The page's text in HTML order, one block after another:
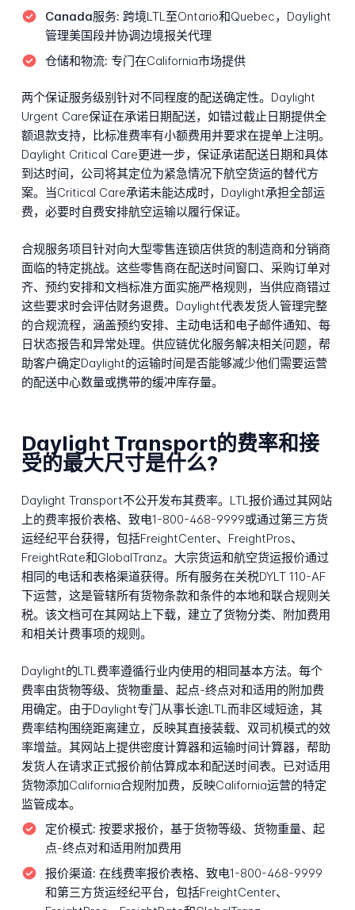
Canada服务: 跨境LTL至Ontario和Quebec，Daylight
管理美国段并协调边境报关代理
仓储和物流: 专门在California市场提供
两个保证服务级别针对不同程度的配送确定性。Daylight
Urgent Care保证在承诺日期配送，如错过截止日期提供全
额退款支持，比标准费率有小额费用并要求在提单上注明。
Daylight Critical Care更进一步，保证承诺配送日期和具体
到达时间，公司将其定位为紧急情况下航空货运的替代方
案。当Critical Care承诺未能达成时，Daylight承担全部运
费，必要时自费安排航空运输以履行保证。
合规服务项目针对向大型零售连锁店供货的制造商和分销商
面临的特定挑战。这些零售商在配送时间窗口、采购订单对
齐、预约安排和文档标准方面实施严格规则，当供应商错过
这些要求时会评估财务退费。Daylight代表发货人管理完整
的合规流程，涵盖预约安排、主动电话和电子邮件通知、每
日状态报告和异常处理。供应链优化服务解决相关问题，帮
助客户确定Daylight的运输时间是否能够减少他们需要运营
的配送中心数量或携带的缓冲库存量。
Daylight Transport的费率和接
受的最大尺寸是什么?
Daylight Transport不公开发布其费率。LTL报价通过其网站
上的费率报价表格、致电1-800-468-9999或通过第三方货
运经纪平台获得，包括FreightCenter、FreightPros、
FreightRate和GlobalTranz。大宗货运和航空货运报价通过
相同的电话和表格渠道获得。所有服务在关税DYLT 110-AF
下运营，这是管辖所有货物条款和条件的本地和联合规则关
税。该文档可在其网站上下载，建立了货物分类、附加费用
和相关计费事项的规则。
Daylight的LTL费率遵循行业内使用的相同基本方法。每个
费率由货物等级、货物重量、起点-终点对和适用的附加费
用确定。由于Daylight专门从事长途LTL而非区域短途，其
费率结构围绕距离建立，反映其直接装载、双司机模式的效
率增益。其网站上提供密度计算器和运输时间计算器，帮助
发货人在请求正式报价前估算成本和配送时间表。已对适用
货物添加California合规附加费，反映California运营的特定
监管成本。
定价模式: 按要求报价，基于货物等级、货物重量、起
点-终点对和适用附加费用
报价渠道: 在线费率报价表格、致电1-800-468-9999
和第三方货运经纪平台，包括FreightCenter、